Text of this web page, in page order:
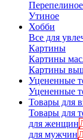
Перепелиное
Утиное
Хобби
Все для
Картины
Картины
Картины
Уцененные
Уцененные
Товары для
Товары для
для женщин
для мужчин